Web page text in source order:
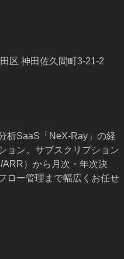
区 神田佐久間町3-21-2
析SaaS「NeX-Ray」の経
ョン。サブスクリプション
）から月次・年次決
ロー管理まで幅広くお任せ